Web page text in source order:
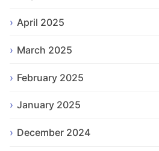
April 2025
March 2025
February 2025
January 2025
December 2024